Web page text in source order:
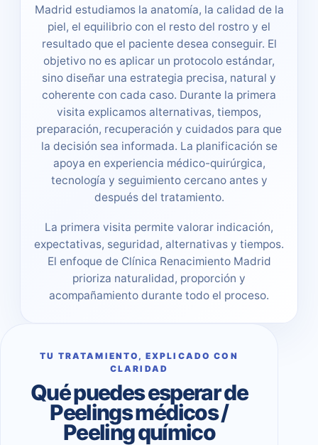
Madrid estudiamos la anatomía, la calidad de la
piel, el equilibrio con el resto del rostro y el
resultado que el paciente desea conseguir. El
objetivo no es aplicar un protocolo estándar,
sino diseñar una estrategia precisa, natural y
coherente con cada caso. Durante la primera
visita explicamos alternativas, tiempos,
preparación, recuperación y cuidados para que
la decisión sea informada. La planificación se
apoya en experiencia médico-quirúrgica,
tecnología y seguimiento cercano antes y
después del tratamiento.
La primera visita permite valorar indicación,
expectativas, seguridad, alternativas y tiempos.
El enfoque de Clínica Renacimiento Madrid
prioriza naturalidad, proporción y
acompañamiento durante todo el proceso.
TU TRATAMIENTO, EXPLICADO CON
CLARIDAD
Qué puedes esperar de
Peelings médicos /
Peeling químico